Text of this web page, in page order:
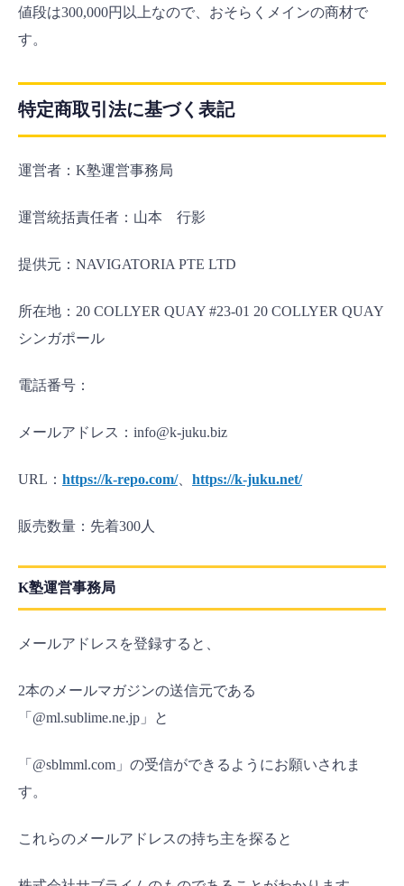
値段は300,000円以上なので、おそらくメインの商材で
す。
特定商取引法に基づく表記
運営者：K塾運営事務局
運営統括責任者：山本 行影
提供元：NAVIGATORIA PTE LTD
所在地：20 COLLYER QUAY #23-01 20 COLLYER QUAY
シンガポール
電話番号：
メールアドレス：info@k-juku.biz
URL： https://k-repo.com/、 https://k-juku.net/
販売数量：先着300人
K塾運営事務局
メールアドレスを登録すると、
2本のメールマガジンの送信元である
「@ml.sublime.ne.jp」と
「@sblmml.com」の受信ができるようにお願いされま
す。
これらのメールアドレスの持ち主を探ると